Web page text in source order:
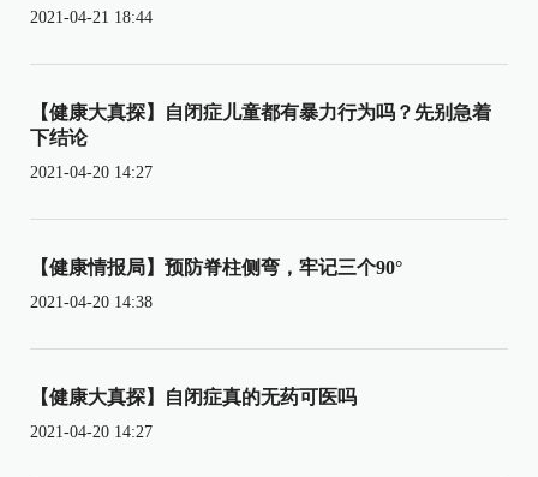
2021-04-21 18:44
【健康大真探】自闭症儿童都有暴力行为吗？先别急着
下结论
2021-04-20 14:27
【健康情报局】预防脊柱侧弯，牢记三个90°
2021-04-20 14:38
【健康大真探】自闭症真的无药可医吗
2021-04-20 14:27